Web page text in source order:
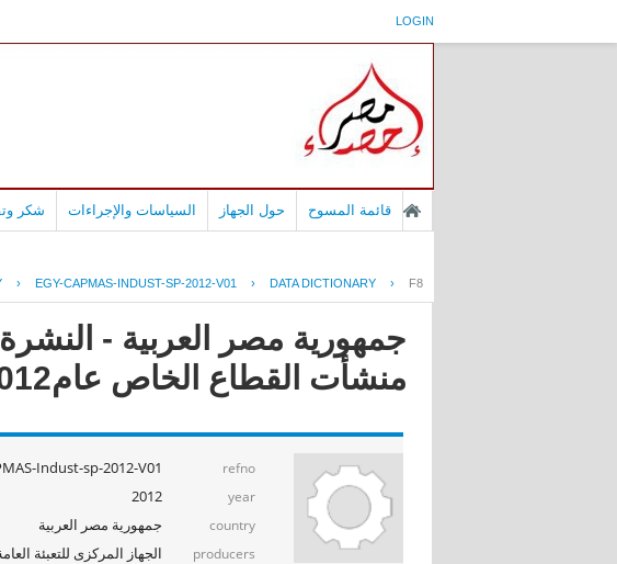
LOGIN
قائمة المسوح حول الجهاز السياسات والإجراءات شكر
› EGY-CAPMAS-INDUST-SP-2012-V01 › DATA DICTIONARY › F8
جمهورية مصر العربية -
منشأت القطاع الخاص عام2012
refno
Indust-sp-2012-V01
year
2012
country جمهورية مصر العربية
producers الجهاز المركزى للتعبئة